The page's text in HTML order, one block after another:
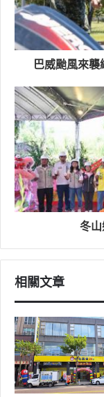
設置的「銀髮健
訂做的健身活動
由本次活動，我
的舞台；也讓長
林茂盛代理縣長
期盼透過競賽形
事與健康風采，
樂齡、幸福宜蘭
表)
巴威颱風來
冬
相關文章